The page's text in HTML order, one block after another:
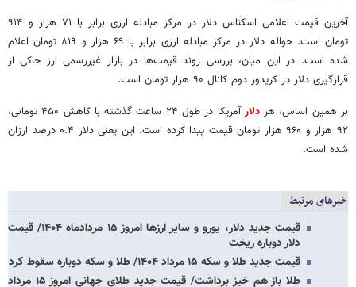
آخرین قیمت اعلامی اسکناس دلار در مرکز مبادله ارزی برابر با ۷۱ هزار و ۹۱۴
تومان است. حواله دلار در مرکز مبادله ارزی برابر با ۶۹ هزار و ۸۱۹ تومان اعلام
شده است. در این میان، بررسی روند قیمت‌ها در بازار غیررسمی ارز حاکی از
قرارگیری دلار در کریدور دوم کانال ۹۰ هزار تومان است.
بر همین اساس، هردلار
آمریکا در طول ۲۴ ساعت گذشته با کاهش ۴۵۰ تومانی،
۹۲ هزار و ۹۶۰ هزار تومان قیمت پیدا کرده است. این یعنی دلار ۰.۴ درصد ارزان
شده است.
خبرهای مرتبط
قیمت جدید دلار، یورو و سایر ارزها امروز ۱۵ مردادماه ۱۴۰۴/ قیمت
دلار دوباره ریخت
قیمت جدید طلا و سکه ۱۵ مرداد ۱۴۰۴/ طلا و سکه دوباره سقوط کرد
طلا باز هم خیز برداشت/ قیمت جدید طلای جهانی امروز ۱۵ مرداد